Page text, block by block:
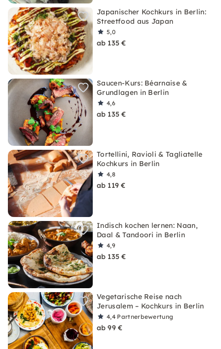
Japanischer Kochkurs in Berlin:
Streetfood aus Japan
5,0
ab 135 €
Saucen-Kurs: Béarnaise &
Grundlagen in Berlin
4,6
ab 135 €
Tortellini, Ravioli & Tagliatelle
Kochkurs in Berlin
4,8
ab 119 €
Indisch kochen lernen: Naan,
Daal & Tandoori in Berlin
4,9
ab 135 €
Vegetarische Reise nach
Jerusalem – Kochkurs in Berlin
4,4 Partnerbewertung
ab 99 €